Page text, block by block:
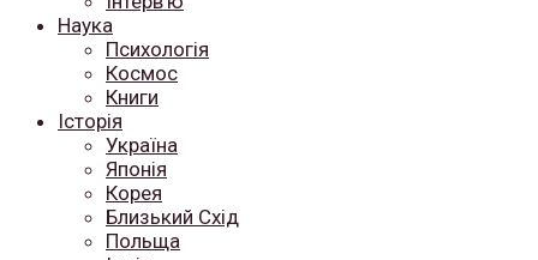
Наука
Психологія
Космос
Книги
Історія
Україна
Японія
Корея
Близький Схід
Польща